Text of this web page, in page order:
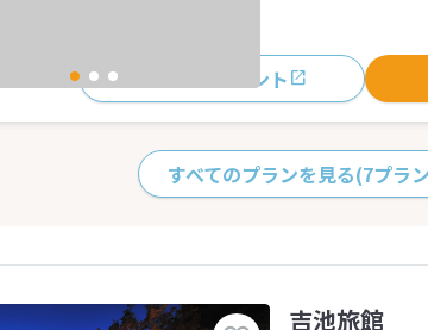
おすすめポイント
すべてのプランを見る(7プラ
吉池旅館